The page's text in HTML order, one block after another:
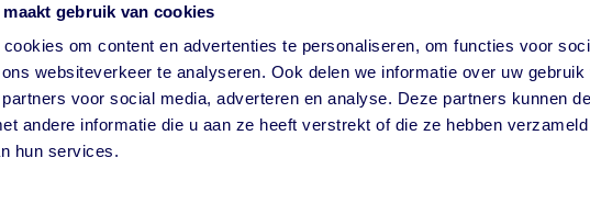
gebruik van cookies
om content en advertenties te personaliseren, om functies voor
websiteverkeer te analyseren. Ook delen we informatie over uw gebruik
voor social media, adverteren en analyse. Deze partners kunnen
andere informatie die u aan ze heeft verstrekt of die ze hebben
hun services.
FAQ
Contact
App GGD Reist mee